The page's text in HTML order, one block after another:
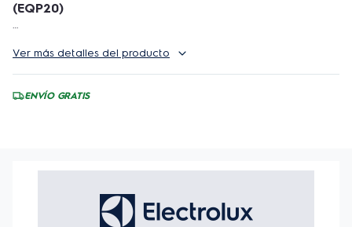
(EQP20)
invitamos a leer cuidadosamente todas las
especificaciones de nuestros productos, si tienes
alguna duda específica, por favor pregunta antes de
-Accesorios siempre disponiblesCompartimiento
Ver más detalles del producto
ENVÍO GRATIS